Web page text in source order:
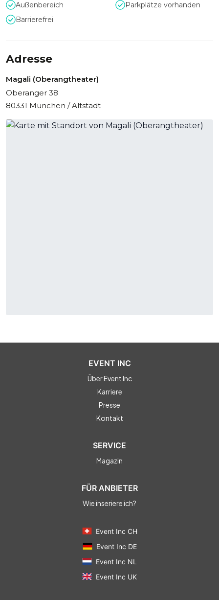
Außenbereich
Parkplätze vorhanden
Barrierefrei
Adresse
Magali (Oberangtheater)
Oberanger 38
80331 München / Altstadt
EVENT INC
Über Event Inc
Karriere
Presse
Kontakt
SERVICE
Magazin
FÜR ANBIETER
Wie inseriere ich?
Event Inc CH
Event Inc DE
Event Inc NL
Event Inc UK